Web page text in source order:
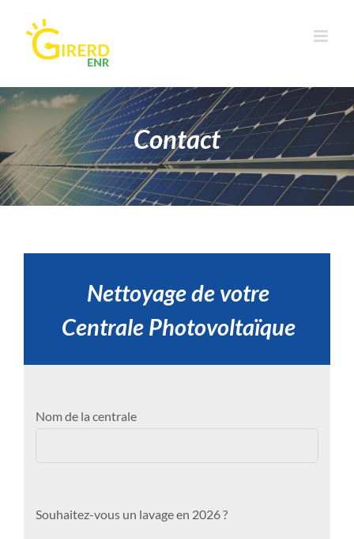
contenu
Contact
Nettoyage de votre
Centrale Photovoltaïque
Nom de la centrale
Souhaitez-vous un lavage en 2026 ?